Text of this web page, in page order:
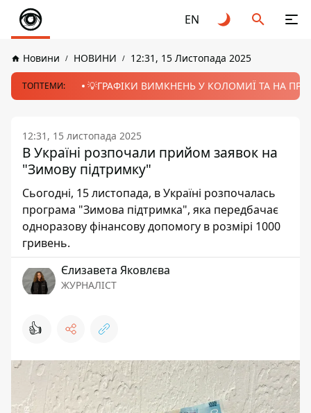
EN
Новини НОВИНИ 12:31, 15 Листопада 2025
ТОПТЕМИ: 💡ГРАФІКИ ВИМКНЕНЬ У КОЛОМИЇ ТА НА
12:31, 15 листопада 2025
В Україні розпочали прийом заявок на
"Зимову підтримку"
Сьогодні, 15 листопада, в Україні розпочалась
програма "Зимова підтримка", яка передбачає
одноразову фінансову допомогу в розмірі 1000
гривень.
Єлизавета Яковлєва
ЖУРНАЛІСТ
👍